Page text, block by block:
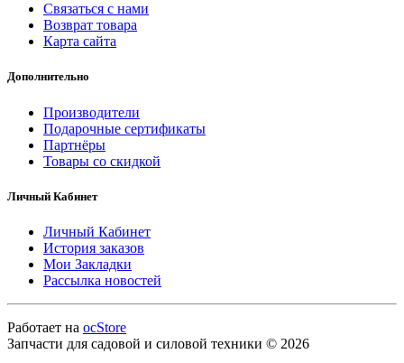
Связаться с нами
Возврат товара
Карта сайта
Дополнительно
Производители
Подарочные сертификаты
Партнёры
Товары со скидкой
Личный Кабинет
Личный Кабинет
История заказов
Мои Закладки
Рассылка новостей
Работает на ocStore
Запчасти для садовой и силовой техники © 2026